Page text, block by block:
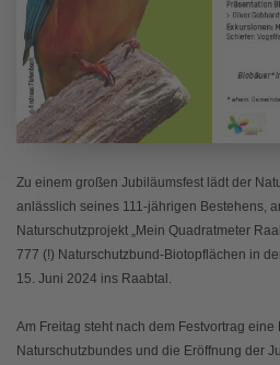
Zu einem großen Jubiläumsfest lädt der
anlässlich seines 111-jährigen Bestehens,
Naturschutzprojekt „Mein Quadratmeter
777 (!) Naturschutzbund-Biotopflächen in
15. Juni 2024 ins Raabtal.
Am Freitag steht nach dem Festvortrag
Naturschutzbundes und die Eröffnung der